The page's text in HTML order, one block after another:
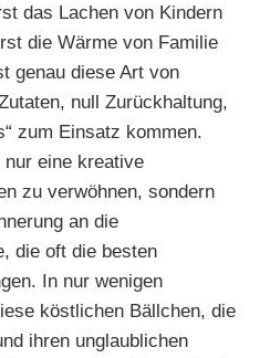
das Lachen von Kindern
die Wärme von Familie
genau diese Art von
null Zurückhaltung,
zum Einsatz kommen.
eine kreative
zu verwöhnen, sondern
an die
die oft die besten
In nur wenigen
köstlichen Bällchen, die
ihren unglaublichen